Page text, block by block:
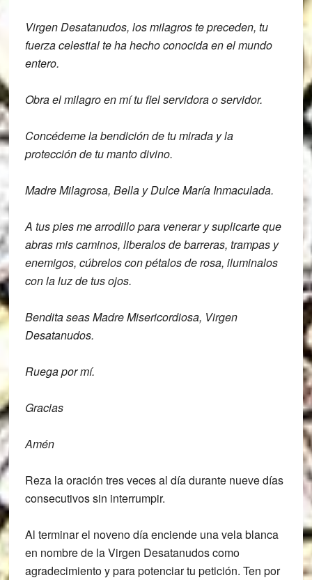
Virgen Desatanudos, los milagros tepreceden, tu
fuerza celestial te ha hechoconocida en el mundo
entero.
Obra el milagro en mí tu fiel servidorao servidor.
Concédeme la bendición de tu mirada y la
protección de tu manto divino.
Madre Milagrosa, Bella y Dulce María Inmaculada.
A tus pies me arrodillo para venerar ysuplicarte que
abras mis caminos, liberalos de barreras, trampas y
enemigos, cúbrelos con pétalos de rosa, iluminalos
con la luz de tus ojos.
Bendita seas Madre Misericordiosa, Virgen
Desatanudos.
Ruega por mí.
Gracias
Amén
Reza la oración tres veces al día durante nueve días
consecutivos sin interrumpir.
Al terminar el noveno día enciende una vela blanca
en nombre de la Virgen Desatanudos como
agradecimiento y para potenciar tu petición. Ten por